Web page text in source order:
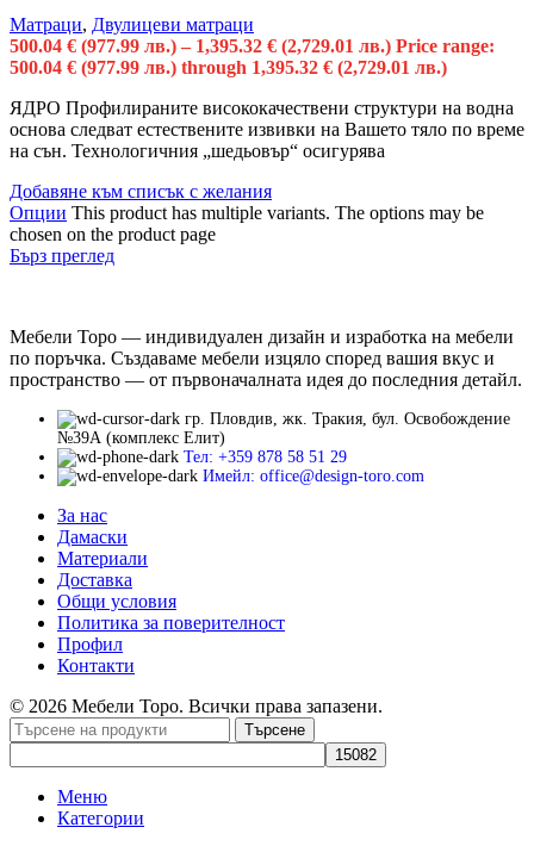
Матраци, Двулицеви матраци
500.04 € (977.99 лв.) – 1,395.32 € (2,729.01 лв.) Price range:
500.04 € (977.99 лв.) through 1,395.32 € (2,729.01 лв.)
ЯДРО Профилираните висококачествени структури на водна
основа следват естествените извивки на Вашето тяло по време
на сън. Технологичния „шедьовър“ осигурява
Добавяне към списък с желания
Опции This product has multiple variants. The options may be
chosen on the product page
Бърз преглед
Мебели Торо — индивидуален дизайн и изработка на мебели
по поръчка. Създаваме мебели изцяло според вашия вкус и
пространство — от първоначалната идея до последния детайл.
гр. Пловдив, жк. Тракия, бул. Освобождение
№39А (комплекс Елит)
Тел: +359 878 58 51 29
Имейл: office@design-toro.com
За нас
Дамаски
Материали
Доставка
Общи условия
Политика за поверителност
Профил
Контакти
© 2026 Мебели Торо. Всички права запазени.
Търсене
Меню
Категории